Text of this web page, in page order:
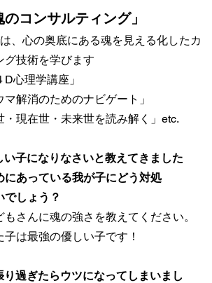
のコンサルティング」
、心の奥底にある魂を見える化したカ
グ技術を学びます
D心理学講座」
マ解消のためのナビゲート」
・現在世・未来世を読み解く」etc.
い子になりなさいと教えてきました
にあっている我が子にどう対処
でしょう？
もさんに魂の強さを教えてください。
子は最強の優しい子です！
り過ぎたらウツになってしまいまし